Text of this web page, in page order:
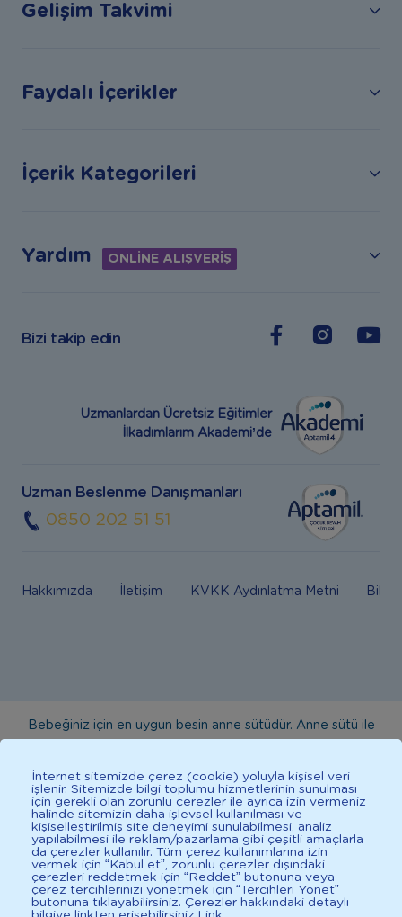
Gelişim Takvimi
Faydalı İçerikler
İçerik Kategorileri
Yardım ONLİNE ALIŞVERİŞ
Bizi takip edin
Uzmanlardan Ücretsiz Eğitimler
İlkadımlarım Akademi’de
Uzman Beslenme Danışmanları
0850 202 51 51
Hakkımızda İletişim KVKK Aydınlatma Metni Bilgi
Bebeğiniz için en uygun besin anne sütüdür. Anne sütü ile
danışınız. Bu sitede yayınlanan bilgiler hekim tavsiyesi
yerine geçmez. En doğru bilgi için doktorunuza danışınız.
Sağlıklı yaşam için dengeli, çeşitli beslenilmelidir. *D vitamini
çocuklarda bağışıklık sisteminin normal işlevine katkıda
bulunur.
İnternet sitemizde çerez (cookie) yoluyla kişisel veri
işlenir. Sitemizde bilgi toplumu hizmetlerinin sunulması
için gerekli olan zorunlu çerezler ile ayrıca izin vermeniz
halinde sitemizin daha işlevsel kullanılması ve
kişiselleştirilmiş site deneyimi sunulabilmesi, analiz
yapılabilmesi ile reklam/pazarlama gibi çeşitli amaçlarla
da çerezler kullanılır. Tüm çerez kullanımlarına izin
vermek için “Kabul et”, zorunlu çerezler dışındaki
çerezleri reddetmek için “Reddet” butonuna veya
çerez tercihlerinizi yönetmek için “Tercihleri Yönet”
butonuna tıklayabilirsiniz. Çerezler hakkındaki detaylı